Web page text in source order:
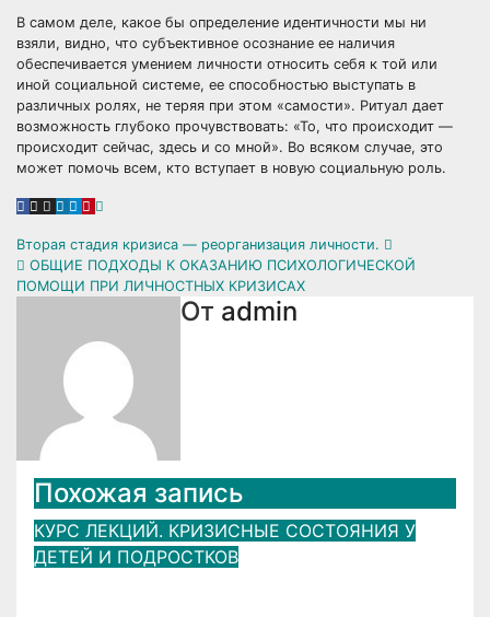
В самом деле, какое бы определение идентичности мы ни
взяли, видно, что субъективное осознание ее наличия
обеспечивается умением личности относить себя к той или
иной социальной системе, ее способностью выступать в
различных ролях, не теряя при этом «самости». Ритуал дает
возможность глубоко прочувствовать: «То, что происходит —
происходит сейчас, здесь и со мной». Во всяком случае, это
может помочь всем, кто вступает в новую социальную роль.
Навигация
по
записям
Вторая стадия кризиса — реорганизация личности.
ОБЩИЕ ПОДХОДЫ К ОКАЗАНИЮ ПСИХОЛОГИЧЕСКОЙ
ПОМОЩИ ПРИ ЛИЧНОСТНЫХ КРИЗИСАХ
От admin
Похожая запись
КУРС ЛЕКЦИЙ. КРИЗИСНЫЕ СОСТОЯНИЯ У
ДЕТЕЙ И ПОДРОСТКОВ